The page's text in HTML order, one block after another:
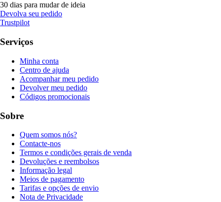
30 dias para mudar de ideia
Devolva seu pedido
Trustpilot
Serviços
Minha conta
Centro de ajuda
Acompanhar meu pedido
Devolver meu pedido
Códigos promocionais
Sobre
Quem somos nós?
Contacte-nos
Termos e condições gerais de venda
Devoluções e reembolsos
Informação legal
Meios de pagamento
Tarifas e opções de envio
Nota de Privacidade